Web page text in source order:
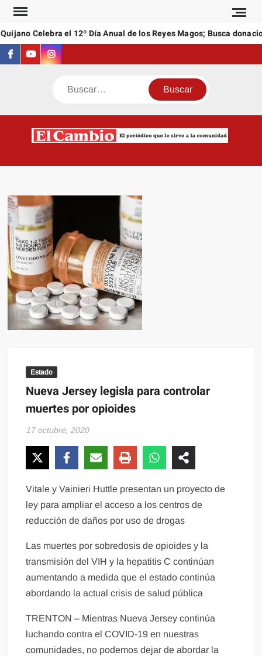
Saltar
contenidoCelebra el 12º Día Anual de los Reyes Magos; Busca
Facebook
YoutubeInstagram
Buscar
Estado
Nueva Jersey legisla para controlar
muertes por opioides
17 octubre, 2020
Vitale y Vainieri Huttle presentan un proyecto de
ley para ampliar el acceso a los centros de
reducción de daños por uso de drogas
Las muertes por sobredosis de opioides y la
transmisión del VIH y la hepatitis C continúan
aumentando a medida que el estado continúa
abordando la actual crisis de salud pública
TRENTON – Mientras Nueva Jersey continúa
luchando contra el COVID-19 en nuestras
comunidades, no podemos dejar de abordar la